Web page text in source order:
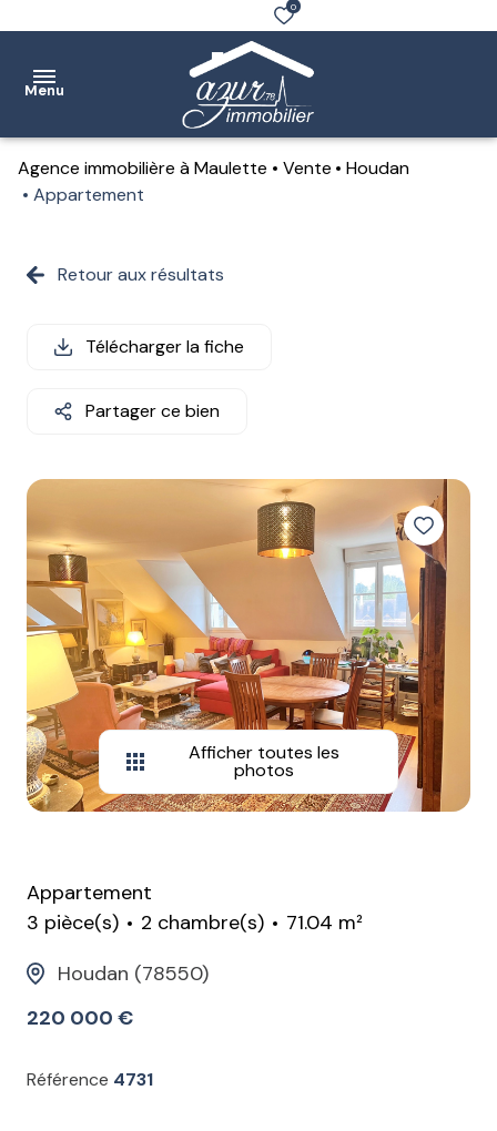
0
Menu
Accueil
Location
Notre
agence
Estimation
Agence immobilière à Maulette Vente
Houdan
Appartement
Retour aux résultats
Télécharger la fiche
Partager ce bien
Afficher toutes les
photos
Appartement
3 pièce(s)
2 chambre(s)
71.04 m²
Houdan (78550)
220 000 €
Référence 4731